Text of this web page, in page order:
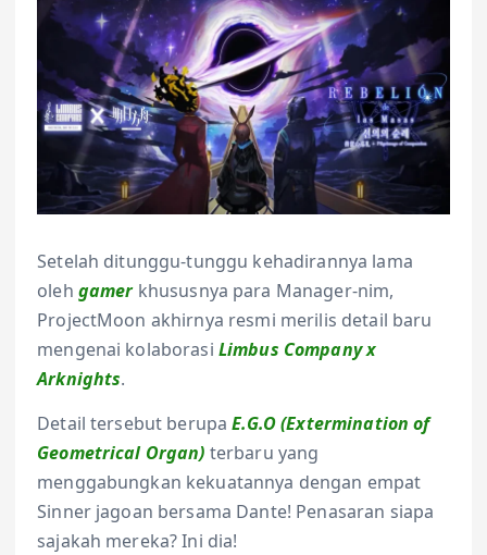
Setelah ditunggu-tunggu kehadirannya lama
oleh gamerkhususnya para Manager-nim,
ProjectMoon akhirnya resmi merilis detail baru
mengenai kolaborasi Limbus Company x
Arknights.
Detail tersebut berupaE.G.O (Extermination of
Geometrical Organ) terbaru yang
menggabungkan kekuatannya dengan empat
Sinner jagoan bersama Dante! Penasaran siapa
sajakah mereka? Ini dia!